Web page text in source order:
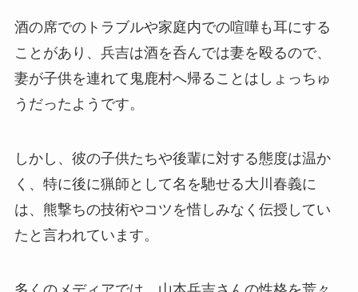
酒の席でのトラブルや家庭内での喧嘩も耳にする
ことがあり、兵吉は酒を呑んでは妻を殴るので、
妻が子供を連れて鬼鹿村へ帰ることはしょっちゅ
うだったようです。
しかし、彼の子供たちや後輩に対する態度は温か
く、特に後に猟師として名を馳せる大川春義に
は、熊撃ちの技術やコツを惜しみなく伝授してい
たと言われています。